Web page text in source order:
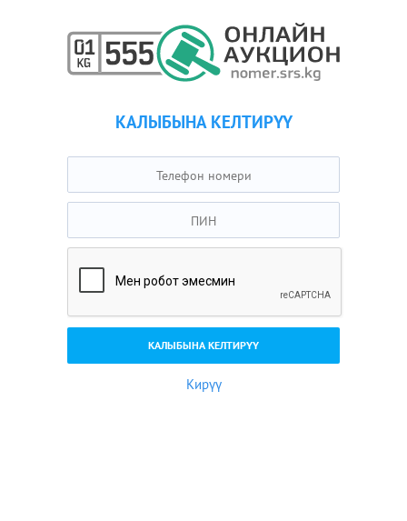
КАЛЫБЫНА КЕЛТИРҮҮ
Кирүү